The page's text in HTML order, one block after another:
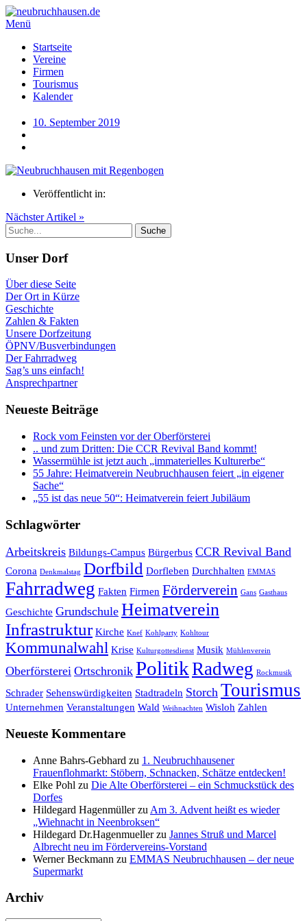
Menü
Startseite
Vereine
Firmen
Tourismus
Kalender
10. September 2019
Veröffentlicht in:
Nächster Artikel »
Unser Dorf
Über diese Seite
Der Ort in Kürze
Geschichte
Zahlen & Fakten
Unsere Dorfzeitung
ÖPNV/Busverbindungen
Der Fahrradweg
Sag’s uns einfach!
Ansprechpartner
Neueste Beiträge
Rock vom Feinsten vor der Oberförsterei
.. und zum Dritten: Die CCR Revival Band kommt!
Wassermühle ist jetzt auch „immaterielles Kulturerbe“
55 Jahre: Heimatverein Neubruchhausen feiert „in eigener
Sache“
„55 ist das neue 50“: Heimatverein feiert Jubiläum
Schlagwörter
Arbeitskreis Bildungs-Campus Bürgerbus CCR Revival Band
Corona Denkmalstag Dorfbild Dorfleben Durchhalten EMMAS
Fahrradweg Fakten Firmen Förderverein Gans Gasthaus
Geschichte Grundschule Heimatverein
Infrastruktur Kirche Knef Kohlparty Kohltour
Kommunalwahl Krise Kulturgottesdienst Musik Mühlenverein
Oberförsterei Ortschronik PolitikRadweg Rockmusik
Schrader Sehenswürdigkeiten Stadtradeln Storch Tourismus
Unternehmen Veranstaltungen Wald Weihnachten Wisloh Zahlen
Neueste Kommentare
Anne Bahrs-Gebhard zu 1. Neubruchhausener
Frauenflohmarkt: Stöbern, Schnacken, Schätze entdecken!
Elke Pohl zu Die Alte Oberförsterei – ein Schmuckstück des
Dorfes
Hildegard Hagenmüllerzu Am 3. Advent heißt es wieder
„Wiehnacht in Neenbroksen“
Hildegard Dr.Hagenmuellerzu Jannes Struß und Marcel
Albrecht neu im Fördervereins-Vorstand
Werner Beckmann zu EMMAS Neubruchhausen – der neue
Supermarkt
Archiv